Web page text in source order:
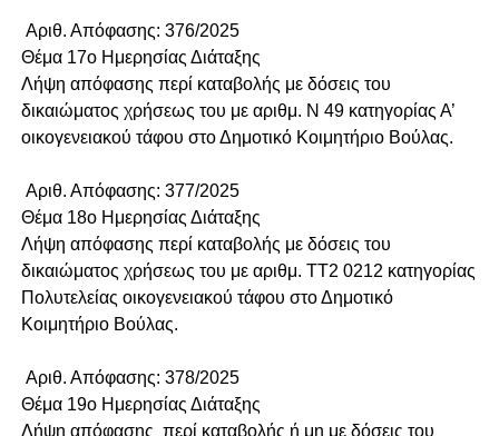
Αριθ. Απόφασης: 376/2025
Θέμα 17o Ημερησίας Διάταξης
Λήψη απόφασης περί καταβολής με δόσεις του
δικαιώματος χρήσεως του με αριθμ. Ν 49 κατηγορίας Α’
οικογενειακού τάφου στο Δημοτικό Κοιμητήριο Βούλας.
Αριθ. Απόφασης: 377/2025
Θέμα 18o Ημερησίας Διάταξης
Λήψη απόφασης περί καταβολής με δόσεις του
δικαιώματος χρήσεως του με αριθμ. ΤΤ2 0212 κατηγορίας
Πολυτελείας οικογενειακού τάφου στο Δημοτικό
Κοιμητήριο Βούλας.
Αριθ. Απόφασης: 378/2025
Θέμα 19o Ημερησίας Διάταξης
Λήψη απόφασης περί καταβολής ή μη με δόσεις του